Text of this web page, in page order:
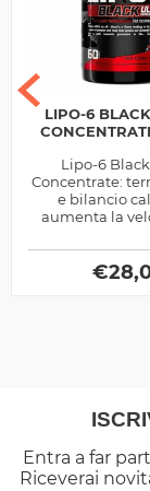
LIPO-6
Lipo-6
Concentrate:
e bilancio
aumenta la
dispendio
€
Entra a far
Riceverai